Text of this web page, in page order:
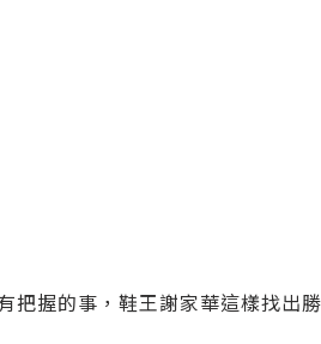
把握的事，鞋王謝家華這樣找出